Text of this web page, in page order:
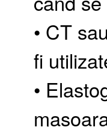
• CT
fi
•